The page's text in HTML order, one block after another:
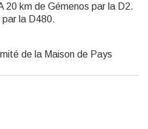
20 km de Gémenos par la D2.
la D480.
de la Maison de Pays